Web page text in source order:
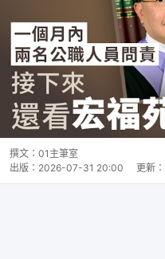
撰文： 01主筆室
出版： 2026-07-31 20:00 更新：